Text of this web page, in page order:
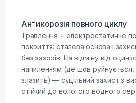
Антикорозія повного циклу
Травлення + електростатичне
покриття: сталева основа і
без зазорів. На відміну від
напиленням (де шов руйнується,
злазить) — суцільний захист з
стійкий до вологого водного